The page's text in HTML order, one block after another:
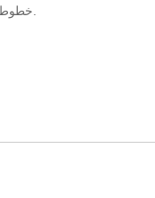
خطوط لوله صنعتی و عمرانی استفاده می شود، عرضه می کند.